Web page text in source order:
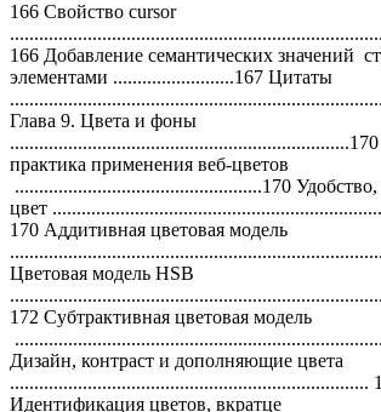
166 Свойство cursor
166 Добавление семантических значений
элементами .........................167 Цитаты
Глава 9. Цвета и фоны
практика применения веб-цветов
...................................................170
цвет
170 Аддитивная цветовая модель
Цветовая модель HSB
172 Субтрактивная цветовая модель
Дизайн, контраст и дополняющие цвета
..........................................................................
Идентификация цветов, вкратце